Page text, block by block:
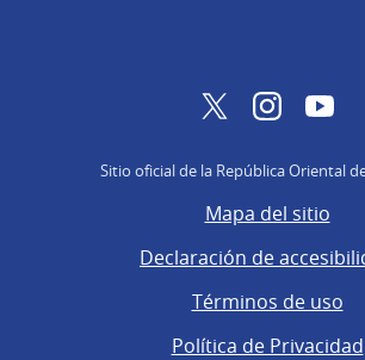
TwitterInstagram
Sitio oficial de la República Oriental
Mapa del sitio
Declaración de
Términos de uso
Política de Privacidad